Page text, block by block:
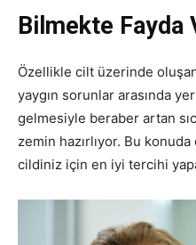
Bilmekte Fayda
Özellikle cilt üzerinde
yaygın sorunlar arasında
gelmesiyle beraber artan
zemin hazırlıyor. Bu
cildiniz için en iyi tercihi